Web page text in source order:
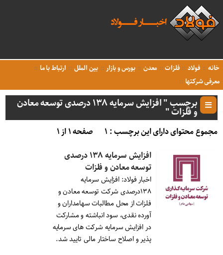
خانه فولاد فلزات معدن بورس و بازار بین الملل
ارتباط با ما
معرفی شرکتها
برچسب " افزایش سرمایه ۱۳۸ درصدی توسعه معادن
و فلزات "
مجموع محتوای دارای این برچسب : ۱
صفحه ۱ از ۱
افزایش سرمایه ۱۳۸ درصدی
توسعه معادن و فلزات
اخبار فولاد: افزایش سرمایه
۱۳۸درصدی شرکت توسعه معادن و
فلزات از محل مطالبات سهامداران و
آورده نقدی، سود انباشته و مشارکت
در افزایش سرمایه شرکت های سرمایه
پذیر و اصلاح ساختار مالی تایید شد.